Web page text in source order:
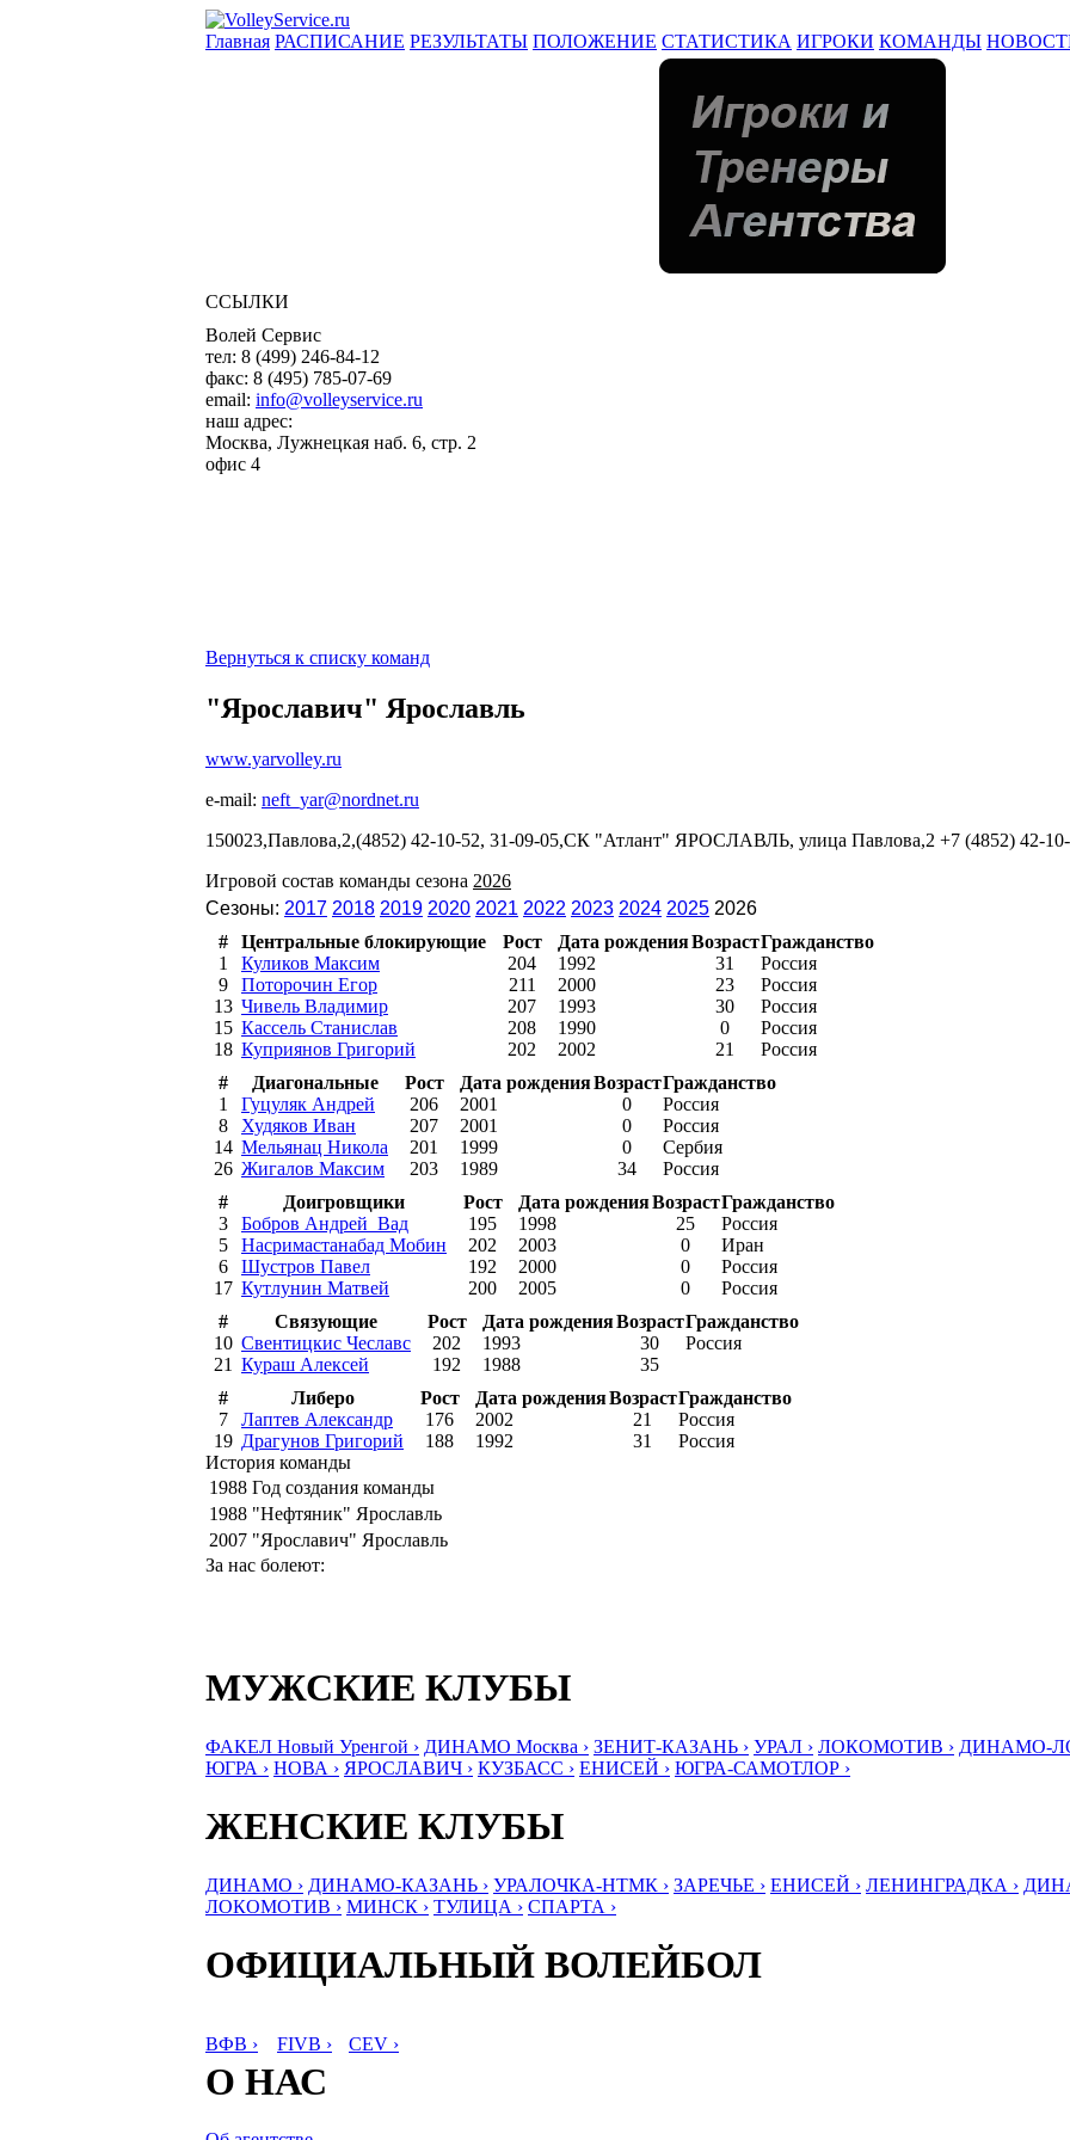
Главная РАСПИСАНИЕ РЕЗУЛЬТАТЫ ПОЛОЖЕНИЕ СТАТИСТИКА ИГРОКИ КОМАНДЫ
ССЫЛКИ
Волей Сервис
тел: 8 (499) 246-84-12
факс: 8 (495) 785-07-69
email: info@volleyservice.ru
наш адрес:
Москва, Лужнецкая наб. 6, стр. 2
офис 4
Вернуться к списку команд
"Ярославич" Ярославль
www.yarvolley.ru
e-mail: neft_yar@nordnet.ru
150023,Павлова,2,(4852) 42-10-52, 31-09-05,СК "Атлант" ЯРОСЛАВЛЬ, улица Павлова,2 +7 (4852) 42-
Игровой состав команды сезона 2026
Сезоны: 2017 2018 2019 2020 2021 2022 2023 2024 2025 2026
#
Центральные блокирующие Рост Дата рожденияВозрастГражданство
1
Куликов Максим 204 1992 31
Россия
9
Поторочин Егор 211 2000 23
Россия
13 Чивель Владимир 207 1993 30
Россия
15 Кассель Станислав 208 1990 0
Россия
18 Куприянов Григорий 202 2002 21
Россия
#
Диагональные Рост Дата рожденияВозрастГражданство
1
Гуцуляк Андрей 206 2001 0
Россия
8
Худяков Иван 207 2001 0
Россия
14 Мельянац Никола 201 1999 0
Сербия
26 Жигалов Максим 203 1989 34
Россия
#
Доигровщики Рост Дата рожденияВозрастГражданство
3
Бобров Андрей_Вад 195 1998 25
Россия
5
Насримастанабад Мобин 202 2003 0
Иран
6
Шустров Павел 192 2000 0
Россия
17 Кутлунин Матвей 200 2005 0
Россия
#
Связующие Рост Дата рожденияВозрастГражданство
10 Свентицкис Чеславс 202 1993 30
Россия
21 Кураш Алексей 192 1988
35
#
Либеро Рост Дата рожденияВозрастГражданство
7
Лаптев Александр 176 2002 21
Россия
19 Драгунов Григорий 188 1992 31
Россия
История команды
1988 Год создания команды
1988 "Нефтяник" Ярославль
2007 "Ярославич" Ярославль
За нас болеют:
МУЖСКИЕ КЛУБЫ
ФАКЕЛ Новый Уренгой › ДИНАМО Москва › ЗЕНИТ-КАЗАНЬ › УРАЛ › ЛОКОМОТИВ › ДИНАМО-
ЮГРА › НОВА › ЯРОСЛАВИЧ › КУЗБАСС › ЕНИСЕЙ › ЮГРА-САМОТЛОР ›
ЖЕНСКИЕ КЛУБЫ
ДИНАМО › ДИНАМО-КАЗАНЬ › УРАЛОЧКА-НТМК › ЗАРЕЧЬЕ › ЕНИСЕЙ › ЛЕНИНГРАДКА ›
ЛОКОМОТИВ › МИНСК › ТУЛИЦА › СПАРТА ›
ОФИЦИАЛЬНЫЙ ВОЛЕЙБОЛ
ВФВ › FIVB › CEV ›
О НАС